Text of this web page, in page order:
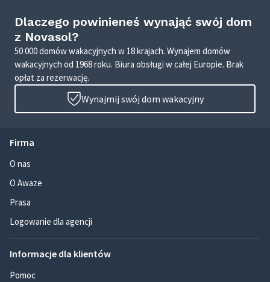
Dlaczego powinieneś wynająć swój dom
z Novasol?
50 000 domów wakacyjnych w 18 krajach. Wynajem domów
wakacyjnych od 1968 roku. Biura obsługi w całej Europie. Brak
opłat za rezerwację.
Wynajmij swój dom wakacyjny
Firma
O nas
O Awaze
Prasa
Logowanie dla agencji
Informacje dla klientów
Pomoc